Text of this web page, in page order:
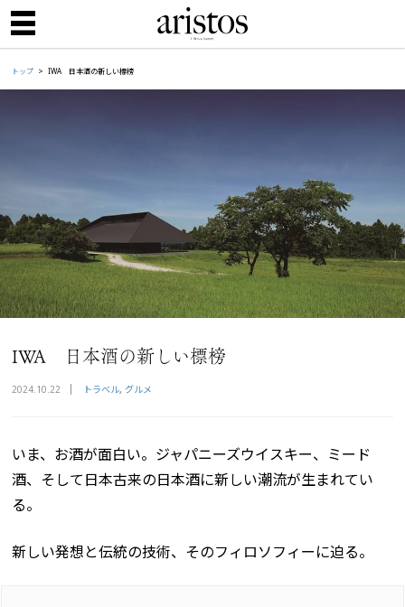
トップ IWA 日本酒の新しい標榜
IWA 日本酒の新しい標榜
2024.10.22 トラベル グルメ
いま、お酒が面白い。ジャパニーズウイスキー、ミード
酒、そして日本古来の日本酒に新しい潮流が生まれてい
る。
新しい発想と伝統の技術、そのフィロソフィーに迫る。